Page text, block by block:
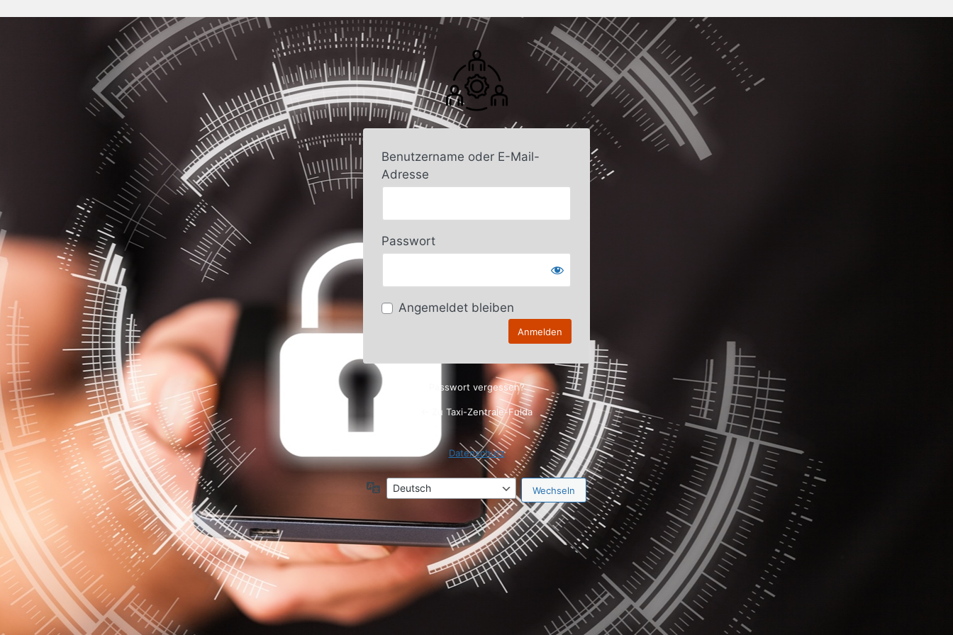
Anmelden
Benutzername oder E-Mail-
Adresse
Passwort
Angemeldet bleiben
Passwort vergessen?
← Zu Taxi-Zentrale-Fulda
Datenschutz
Sprache